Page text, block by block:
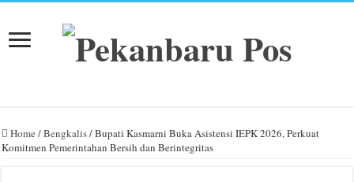
Home /Bengkalis/Bupati Kasmarni Buka Asistensi IEPK 2026, Perkuat
Komitmen Pemerintahan Bersih dan Berintegritas